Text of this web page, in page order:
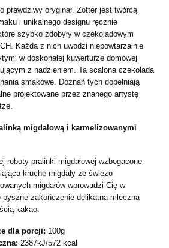
prawdziwy oryginał. Zotter jest twórcą
i unikalnego designu ręcznie
szybko zdobyły w czekoladowym
Każda z nich uwodzi niepowtarzalnie
w doskonałej kuwerturze domowej
z nadzieniem. Ta scalona czekolada
smakowe. Doznań tych dopełniają
projektowane przez znanego artystę
migdałową i karmelizowanymi
roboty pralinki migdałowej wzbogacone
kruche migdały ze świeżo
migdałów wprowadzi Cię w
zakończenie delikatna mleczna
kakao.
dla porcji: 100g
2387kJ/572 kcal